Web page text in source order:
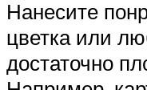
Нанесите
цветка или
достаточно